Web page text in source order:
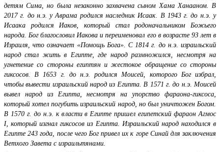
детям Сима, но была незаконно захвачена сыном Хама Ханааном. В
2017 г. до н.э. у Аврама родился наследник Исаак. В 1943 г. до н.э. у
Исаака родился Иаков, который стал родоначальником Божьего
народа. Бог благословил Иакова и переименовал его в возрасте 93 лет в
Израиля, что означает «Помощь Бога». С 1814 г. до н.э. израильский
народ стал жить в Египте, где народ размножился, несмотря на
угнетение со стороны египтян и жестокое обращение со стороны
гиксосов. В 1653 г. до н.э. родился Моисей, которого Бог избрал,
чтобы вывести израильский народ из Египта. В 1571 г. до н.э. Моисей
вывел народ из Египта, несмотря на упорство фараона-гиксоса,
который хотел погубить израильский народ, но был уничтожен Богом.
В 1570 г. до н.э. к власти в Египте пришел египетский фараон Агмос
I , который изгнал гиксосов из Египта. Израильский народ находился в
Египте 243 года, после чего Бог привел их к горе Синай для заключения
Ветхого Завета с израильтянами.